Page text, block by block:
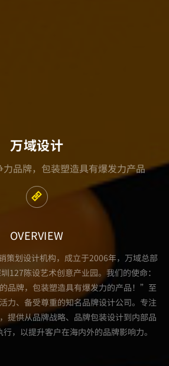
万域设计
品牌，包装塑造具有爆发力产品
OVERVIEW
策划设计机构，成立于2006年，万域总部
127陈设艺术创意产业园。我们的使命：
品牌，包装塑造具有爆发力的产品！”至
力、备受尊重的知名品牌设计公司。专注
提供从品牌战略、品牌包装设计到内部品
，以提升客户在海内外的品牌影响力。